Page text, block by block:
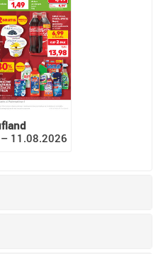
11.08.2026